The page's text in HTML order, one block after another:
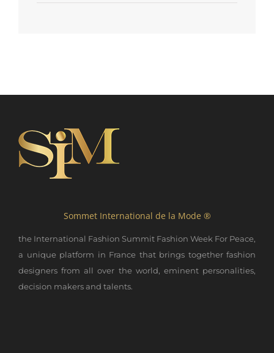
Sommet International de la Mode ®
the International Fashion Summit Fashion Week For Peace,
a unique platform in France that brings together fashion
designers from all over the world, eminent personalities,
decision makers and talents.